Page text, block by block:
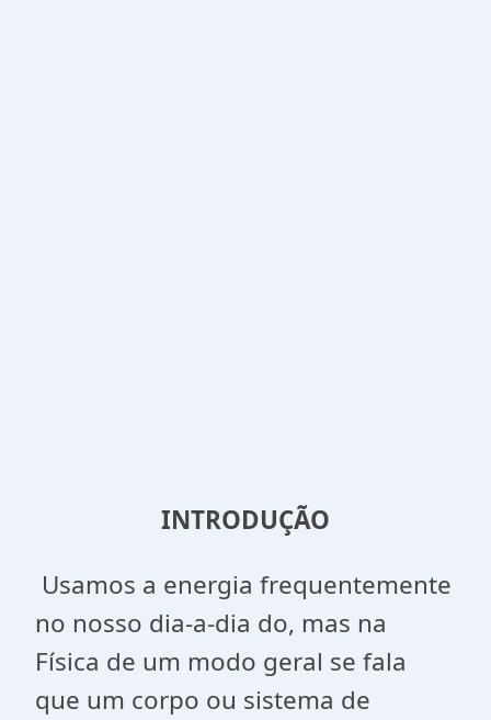
INTRODUÇÃO
Usamos a energia frequentemente
no nosso dia-a-dia do, mas na
Física de um modo geral se fala
que um corpo ou sistema de